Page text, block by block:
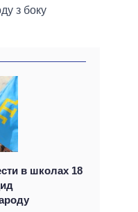
з боку
в школах 18